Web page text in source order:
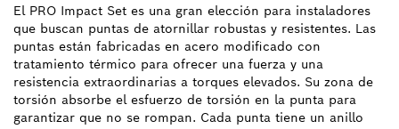
El PRO Impact Set es una gran elección para instaladores
que buscan puntas de atornillar robustas y resistentes. Las
puntas están fabricadas en acero modificado con
tratamiento térmico para ofrecer una fuerza y una
resistencia extraordinarias a torques elevados. Su zona de
torsión absorbe el esfuerzo de torsión en la punta para
garantizar que no se rompan. Cada punta tiene un anillo